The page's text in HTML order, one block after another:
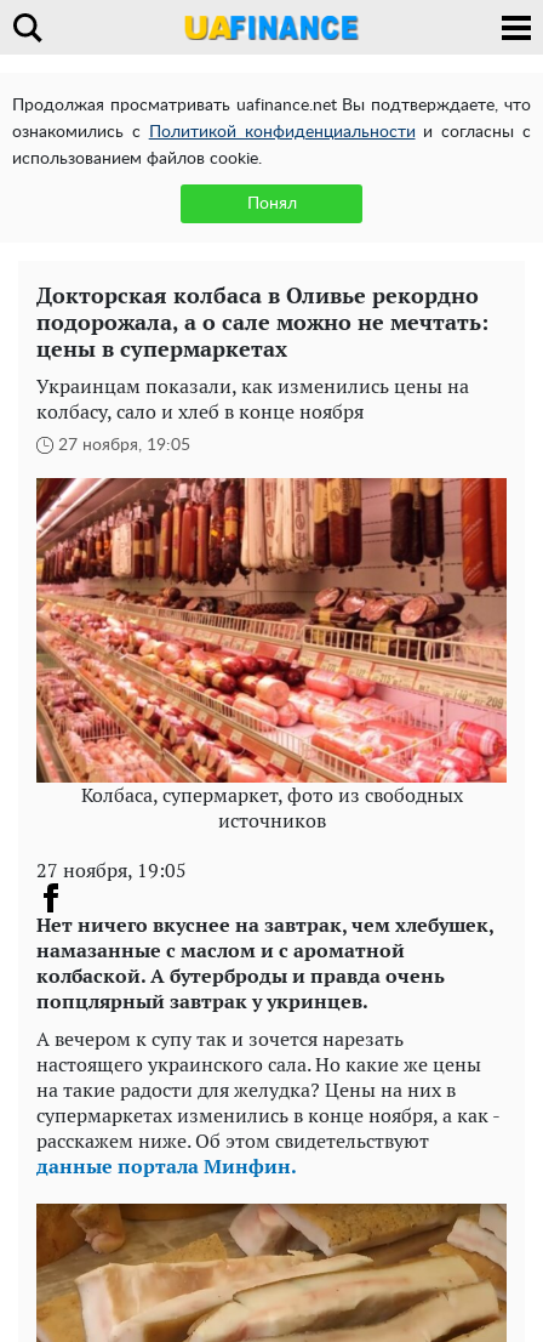
Продолжая просматривать uafinance.net Вы подтверждаете, что
ознакомились с
Политикой конфиденциальности и согласны с
использованием файлов cookie.
Понял
Докторская колбаса в Оливье рекордно
подорожала, а о сале можно не мечтать:
цены в супермаркетах
Украинцам показали, как изменились цены на
колбасу, сало и хлеб в конце ноября
27 ноября, 19:05
Колбаса, супермаркет, фото из свободных
источников
27 ноября, 19:05
Нет ничего вкуснее на завтрак, чем хлебушек,
намазанные с маслом и с ароматной
колбаской. А бутерброды и правда очень
попцлярный завтрак у укринцев.
А вечером к супу так и зочется нарезать
настоящего украинского сала. Но какие же цены
на такие радости для желудка? Цены на них в
супермаркетах изменились в конце ноября, а как -
расскажем ниже. Об этом свидетельствуют
данные портала Минфин.